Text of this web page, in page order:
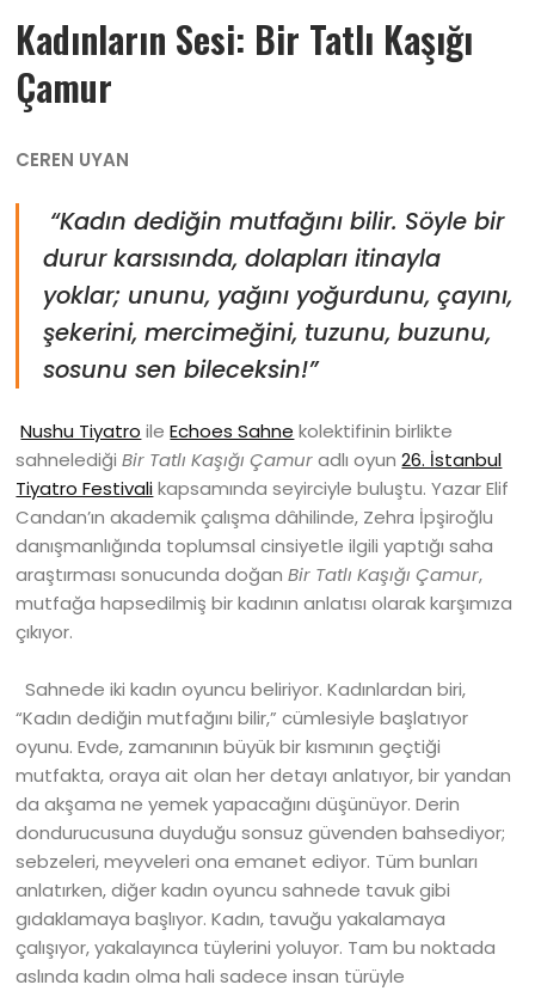
Kadınların Sesi: Bir Tatlı Kaşığı
Çamur
CEREN UYAN
“Kadın dediğin mutfağını bilir. Söyle bir
durur karsısında, dolapları itinayla
yoklar; ununu, yağını yoğurdunu, çayını,
şekerini, mercimeğini, tuzunu, buzunu,
sosunu sen bileceksin!”
Nushu Tiyatro ileEchoes Sahne kolektifinin birlikte
sahnelediğiBir Tatlı Kaşığı Çamuradlı oyun26. İstanbul
Tiyatro Festivalikapsamında seyirciyle buluştu. Yazar Elif
Candan’ın akademik çalışma dâhilinde, Zehra İpşiroğlu
danışmanlığında toplumsal cinsiyetle ilgili yaptığı saha
araştırması sonucunda doğanBir Tatlı Kaşığı Çamur,
mutfağa hapsedilmiş bir kadının anlatısı olarak karşımıza
çıkıyor.
Sahnede iki kadın oyuncu beliriyor. Kadınlardan biri,
“Kadın dediğin mutfağını bilir,” cümlesiyle başlatıyor
oyunu. Evde, zamanının büyük bir kısmının geçtiği
mutfakta, oraya ait olan her detayı anlatıyor, bir yandan
da akşama ne yemek yapacağını düşünüyor. Derin
dondurucusuna duyduğu sonsuz güvenden bahsediyor;
sebzeleri, meyveleri ona emanet ediyor. Tüm bunları
anlatırken, diğer kadın oyuncu sahnede tavuk gibi
gıdaklamaya başlıyor. Kadın, tavuğu yakalamaya
çalışıyor, yakalayınca tüylerini yoluyor. Tam bu noktada
aslında kadın olma hali sadece insan türüyle